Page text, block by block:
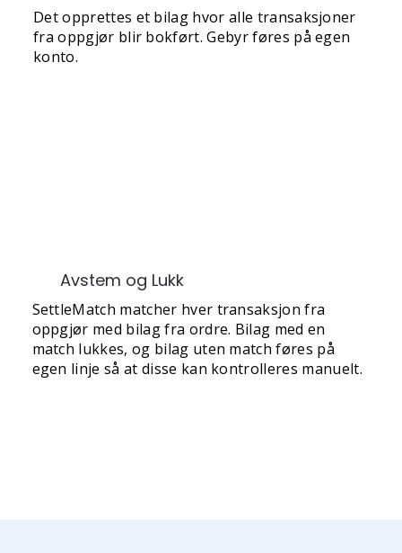
Avstem og Lukk
SettleMatch matcher hver transaksjon fra
oppgjør med bilag fra ordre. Bilag med en
match lukkes, og bilag uten match føres på
egen linje så at disse kan kontrolleres manuelt.
Det opprettes et bilag hvor alle transaksjoner
fra oppgjør blir bokført. Gebyr føres på egen
konto.